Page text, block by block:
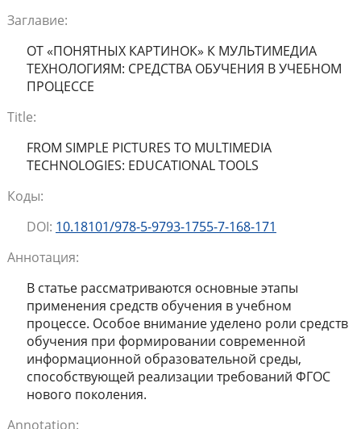
Заглавие:
ОТ «ПОНЯТНЫХ КАРТИНОК» К МУЛЬТИМЕДИА
ТЕХНОЛОГИЯМ: СРЕДСТВА ОБУЧЕНИЯ В УЧЕБНОМ
ПРОЦЕССЕ
Title:
FROM SIMPLE PICTURES TO MULTIMEDIA
TECHNOLOGIES: EDUCATIONAL TOOLS
Коды:
DOI: 10.18101/978-5-9793-1755-7-168-171
Аннотация:
В статье рассматриваются основные этапы
применения средств обучения в учебном
процессе. Особое внимание уделено роли средств
обучения при формировании современной
информационной образовательной среды,
способствующей реализации требований ФГОС
нового поколения.
Annotation: